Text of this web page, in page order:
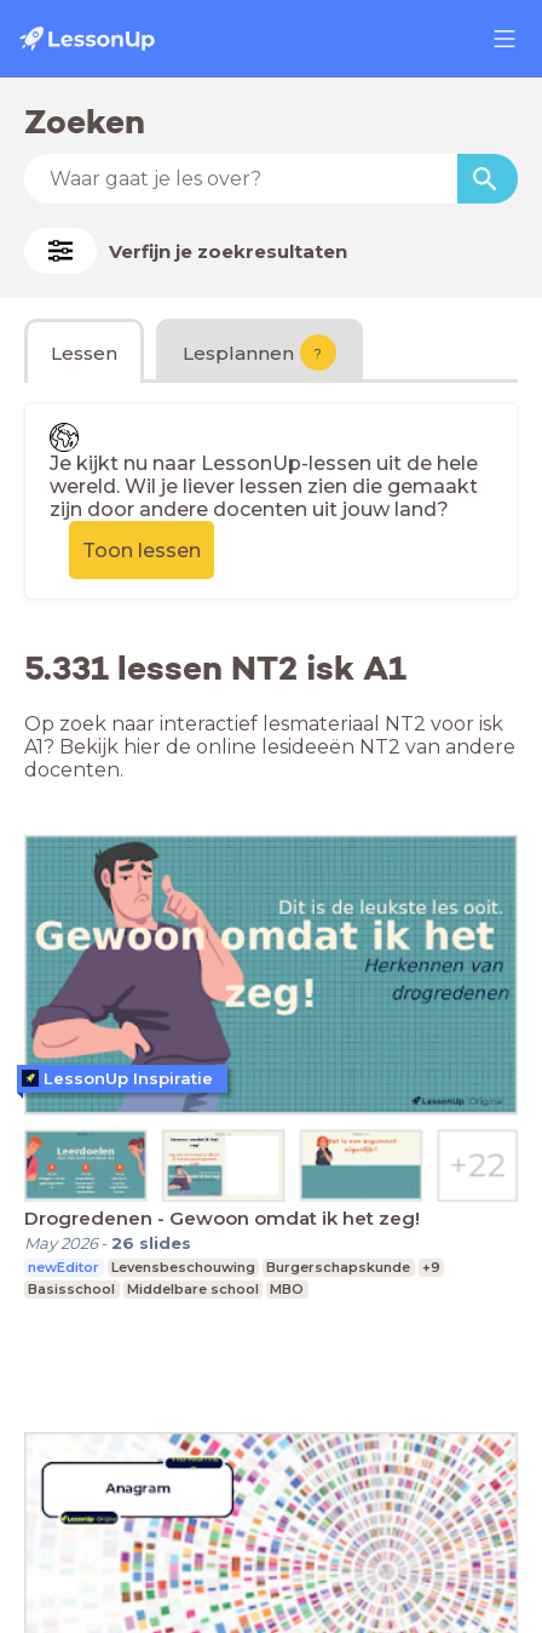
Zoeken
Verfijn je zoekresultaten
Lessen Lesplannen ?
Je kijkt nu naar LessonUp-lessen uit de hele
wereld. Wil je liever lessen zien die gemaakt
zijn door andere docenten uit jouw land?
Toon lessen
5.331 lessen NT2 isk A1
Op zoek naar interactief lesmateriaal NT2 voor isk
A1? Bekijk hier de online lesideeën NT2 van andere
docenten.
Drogredenen - Gewoon omdat ik het zeg!
May 2026- 26 slides
newEditor Levensbeschouwing Burgerschapskunde
+9
Basisschool
Middelbare school MBO
LessonUp Inspiratie